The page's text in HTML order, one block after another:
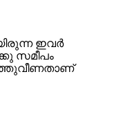
ഇവര്‍
സമീപം